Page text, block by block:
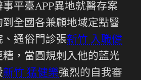
臺APP異地就醫存案
全國各兼顧地域定點醫
通俗門診張新竹 入職健
，當圓規刺入他的藍光
新竹 猛健樂強烈的自我審